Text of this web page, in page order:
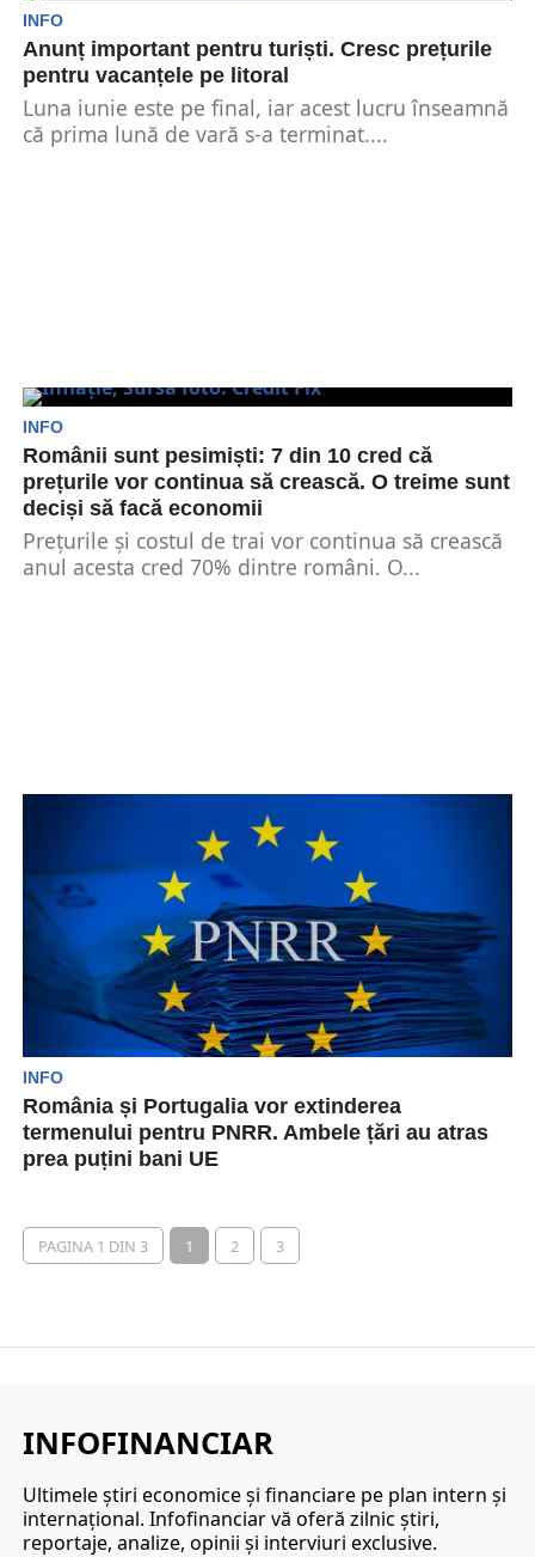
INFO
Anunț important pentru turiști. Cresc prețurile
pentru vacanțele pe litoral
Luna iunie este pe final, iar acest lucru înseamnă
că prima lună de vară s-a terminat....
INFO
Românii sunt pesimiști: 7 din 10 cred că
prețurile vor continua să crească. O treime sunt
deciși să facă economii
Prețurile și costul de trai vor continua să crească
anul acesta cred 70% dintre români. O...
INFO
România și Portugalia vor extinderea
termenului pentru PNRR. Ambele țări au atras
prea puțini bani UE
deja...
PAGINA 1 DIN 3 1 2 3
INFOFINANCIAR
Ultimele ştiri economice şi financiare pe plan intern şi
internaţional. Infofinanciar vă oferă zilnic ştiri,
reportaje, analize, opinii şi interviuri exclusive.